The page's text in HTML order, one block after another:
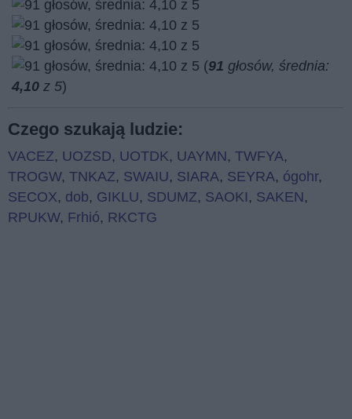
(91 głosów, średnia:
4,10 z 5)
Czego szukają ludzie:
VACEZ, UOZSD, UOTDK, UAYMN, TWFYA,
TROGW, TNKAZ, SWAIU, SIARA, SEYRA, ógohr,
SECOX, dob, GIKLU, SDUMZ, SAOKI , SAKEN,
RPUKW, Frhió, RKCTG